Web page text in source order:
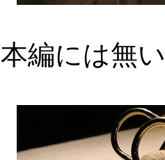
本編には無